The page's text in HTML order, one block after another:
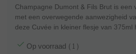
Champagne Dumont & Fils Brut is een
met een overwegende aanwezigheid
deze Cuvée in kleiner flesje van 375ml
Op voorraad (1)